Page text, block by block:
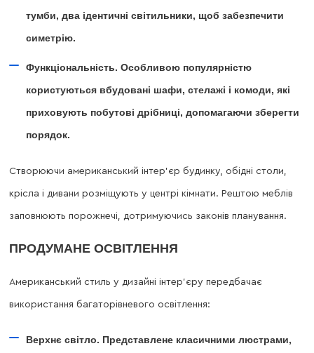
тумби, два ідентичні світильники, щоб забезпечити
симетрію.
Функціональність. Особливою популярністю
користуються вбудовані шафи, стелажі і комоди, які
приховують побутові дрібниці, допомагаючи зберегти
порядок.
Створюючи американський інтер’єр будинку, обідні столи,
крісла і дивани розміщують у центрі кімнати. Рештою меблів
заповнюють порожнечі, дотримуючись законів планування.
ПРОДУМАНЕ ОСВІТЛЕННЯ
Американський стиль у дизайні інтер’єру передбачає
використання багаторівневого освітлення:
Верхнє світло. Представлене класичними люстрами,